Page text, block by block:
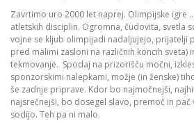
Zavrtimo uro 2000 let naprej. Olimpijske igre
atletskih disciplin. Ogromna, čudovita, svetla
vojne se kljub olimpijadi nadaljujejo, prijatelji
pred malimi zasloni na različnih koncih sveta)
tekmovanje. Spodaj na prizorišču močni,
sponzorskimi nalepkami, možje (in ženske)
še zadnje priprave. Kdor bo najmočnejši,
najsrečnejši, bo dosegel slavo, premoč in pač
sodijo. Teh pa ni malo.